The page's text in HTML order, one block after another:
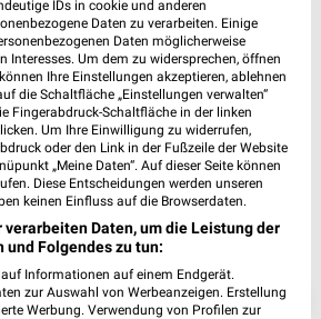
Themen entdecken!
❯
IDs in cookie und anderen
Daten zu verarbeiten. Einige
Daten möglicherweise
Interesses. Um dem zu widersprechen, öffnen
Ihre Einstellungen akzeptieren, ablehnen
die Schaltfläche „Einstellungen verwalten“
Fingerabdruck-Schaltfläche in der linken
Um Ihre Einwilligung zu widerrufen,
oder den Link in der Fußzeile der Website
„Meine Daten“. Auf dieser Seite können
Diese Entscheidungen werden unseren
keinen Einfluss auf die Browserdaten.
verarbeiten Daten, um die Leistung der
und Folgendes zu tun:
Informationen auf einem Endgerät.
zur Auswahl von Werbeanzeigen. Erstellung
Werbung. Verwendung von Profilen zur